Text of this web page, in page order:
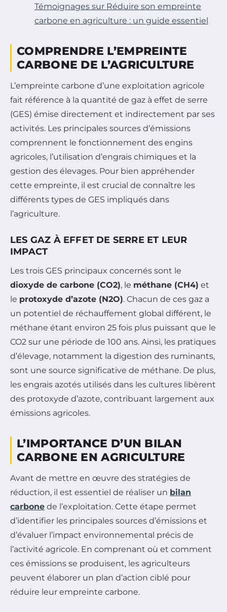
Témoignages sur Réduire son empreinte
carbone en agriculture : un guide essentiel
COMPRENDRE L’EMPREINTE
CARBONE DE L’AGRICULTURE
L’empreinte carbone d’une exploitation agricole
fait référence à la quantité de gaz à effet de serre
(GES) émise directement et indirectement par ses
activités. Les principales sources d’émissions
comprennent le fonctionnement des engins
agricoles, l’utilisation d’engrais chimiques et la
gestion des élevages. Pour bien appréhender
cette empreinte, il est crucial de connaître les
différents types de GES impliqués dans
l’agriculture.
LES GAZ À EFFET DE SERRE ET LEUR
IMPACT
Les trois GES principaux concernés sont le
dioxyde de carbone (CO2), le méthane (CH4) et
le protoxyde d’azote (N2O). Chacun de ces gaz a
un potentiel de réchauffement global différent, le
méthane étant environ 25 fois plus puissant que le
CO2 sur une période de 100 ans. Ainsi, les pratiques
d’élevage, notamment la digestion des ruminants,
sont une source significative de méthane. De plus,
les engrais azotés utilisés dans les cultures libèrent
des protoxyde d’azote, contribuant largement aux
émissions agricoles.
L’IMPORTANCE D’UN BILAN
CARBONE EN AGRICULTURE
Avant de mettre en œuvre des stratégies de
réduction, il est essentiel de réaliser un bilan
carbone de l’exploitation. Cette étape permet
d’identifier les principales sources d’émissions et
d’évaluer l’impact environnemental précis de
l’activité agricole. En comprenant où et comment
ces émissions se produisent, les agriculteurs
peuvent élaborer un plan d’action ciblé pour
réduire leur empreinte carbone.